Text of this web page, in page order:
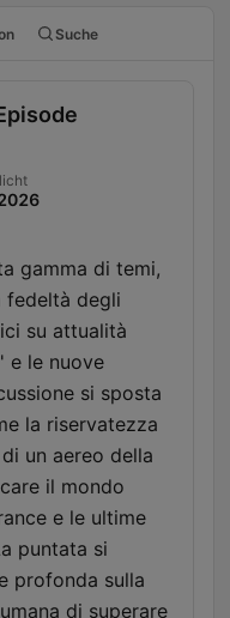
Suche
gamma di temi,
fedeltà degli
su attualità
e le nuove
si sposta
la riservatezza
un aereo della
il mondo
e le ultime
puntata si
profonda sulla
di superare